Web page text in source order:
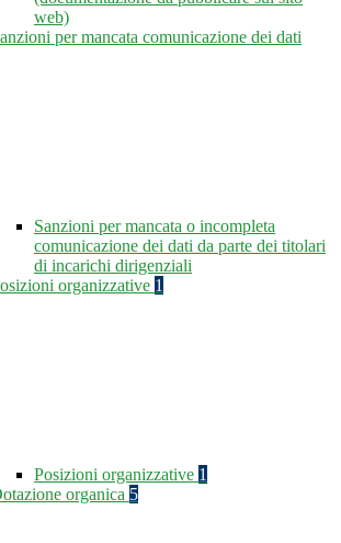
web)
per mancata comunicazione dei dati
Sanzioni per mancata o incompleta
comunicazione dei dati da parte dei titolari
di incarichi dirigenziali
organizzative 1
Posizioni organizzative 1
organica 5